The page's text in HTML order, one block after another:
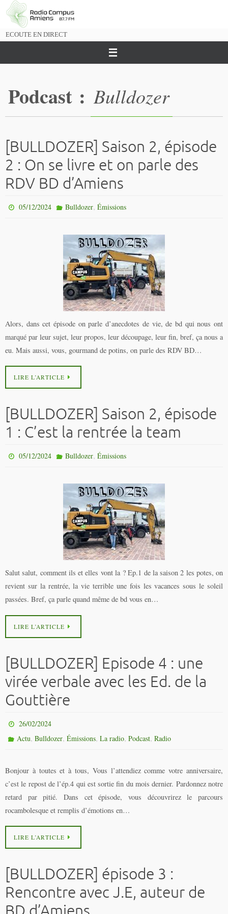
Passer
vers
ECOUTE EN DIRECT
Podcast : Bulldozer
[BULLDOZER] Saison 2, épisode
2 : On se livre et on parle des
RDV BD d’Amiens
05/12/2024 Bulldozer, Émissions
Alors, dans cet épisode on parle d’anecdotes de vie, de bd qui nous ont
marqué par leur sujet, leur propos, leur découpage, leur fin, bref, ça nous a
eu. Mais aussi, vous, gourmand de potins, on parle des RDV BD…
LIRE L’ARTICLE
[BULLDOZER] Saison 2, épisode
1 : C’est la rentrée la team
05/12/2024 Bulldozer, Émissions
Salut salut, comment ils et elles vont la ? Ep.1 de la saison 2 les potes, on
revient sur la rentrée, la vie terrible une fois les vacances sous le soleil
passées. Bref, ça parle quand même de bd vous en…
LIRE L’ARTICLE
[BULLDOZER] Episode 4 : une
virée verbale avec les Ed. de la
Gouttière
26/02/2024
Actu,Bulldozer,Émissions,La radio,Podcast,Radio
Bonjour à toutes et à tous, Vous l’attendiez comme votre anniversaire,
c’est le repost de l’ép.4 qui est sortie fin du mois dernier. Pardonnez notre
retard par pitié. Dans cet épisode, vous découvrirez le parcours
rocambolesque et remplis d’émotions en…
LIRE L’ARTICLE
[BULLDOZER] épisode 3 :
Rencontre avec J.E, auteur de